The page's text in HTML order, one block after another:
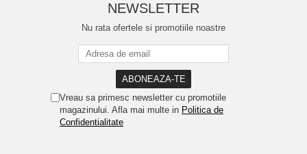
NEWSLETTER
Nu rata ofertele si promotiile noastre
Vreau sa primesc newsletter cu promotiile
magazinului. Afla mai multe in Politica de
Confidentialitate